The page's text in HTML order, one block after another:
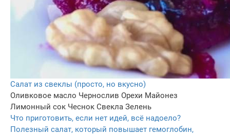
Салат из свеклы (просто, но вкусно)
Оливковое масло Чернослив Орехи Майонез
Лимонный сок Чеснок Свекла Зелень
Что приготовить, если нет идей, всё надоело?
Полезный салат, который повышает гемоглобин,